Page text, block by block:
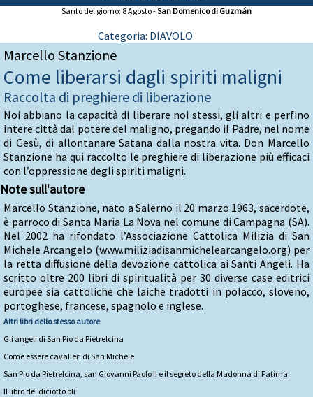
Santo del giorno: 8 Agosto -San Domenico di Guzmán
Categoria: DIAVOLO
Marcello Stanzione
Come liberarsi dagli spiriti maligni
Raccolta di preghiere di liberazione
Noi abbiano la capacità di liberare noi stessi, gli altri e perfino
intere città dal potere del maligno, pregando il Padre, nel nome
di Gesù, di allontanare Satana dalla nostra vita. Don Marcello
Stanzione ha qui raccolto le preghiere di liberazione più efficaci
con l’oppressione degli spiriti maligni.
Note sull'autore
Marcello Stanzione, nato a Salerno il 20 marzo 1963, sacerdote,
è parroco di Santa Maria La Nova nel comune di Campagna (SA).
Nel 2002 ha rifondato l’Associazione Cattolica Milizia di San
Michele Arcangelo (www.miliziadisanmichelearcangelo.org) per
la retta diffusione della devozione cattolica ai Santi Angeli. Ha
scritto oltre 200 libri di spiritualità per 30 diverse case editrici
europee sia cattoliche che laiche tradotti in polacco, sloveno,
portoghese, francese, spagnolo e inglese.
Altri libri dello stesso autore
Gli angeli di San Pio da Pietrelcina
Come essere cavalieri di San Michele
San Pio da Pietrelcina, san Giovanni Paolo II e il segreto della Madonna di Fatima
Il libro dei diciotto oli